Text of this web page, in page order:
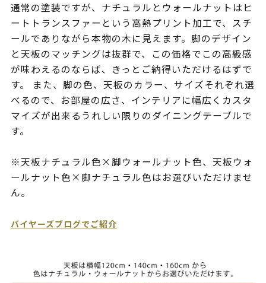
通常の塗装ですが、ナチュラルとウォールナットはヒ
ートトランスファーという高熱プリント加工で、スチ
ールでありながら本物の木に見えます。脚のデザイン
と天板のマッチングは抜群で、この価格でこの高級感
が味わえるのならば、きっとご納得いただけるはずで
す。 また、脚の色、天板のカラー、サイズそれぞれ選
べるので、お部屋の広さ、インテリアに幅広くカスタ
マイズが出来るうれしい限りのダイニングテーブルで
す。
※天板ナチュラル色×脚ウォールナット色、天板ウォ
ールナット色×脚ナチュラル色はお選びいただけませ
ん。
バイヤーズブログでご紹介